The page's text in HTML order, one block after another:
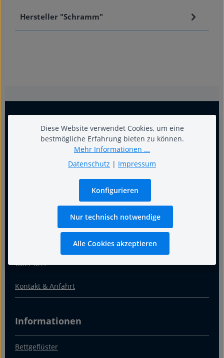
Hersteller "Schramm"
Warum Fachgeschäft
Über uns
Kontakt & Anfahrt
Informationen
Bettgeflüster
Diese Website verwendet Cookies, um eine
bestmögliche Erfahrung bieten zu können.
Mehr Informationen ...
Datenschutz | Impressum
Nur technisch notwendige
Konfigurieren
Alle Cookies akzeptieren